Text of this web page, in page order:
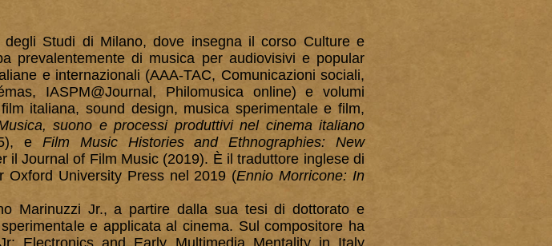
degli Studi di Milano, dove insegna il corso Culture e
prevalentemente di musica per audiovisivi e popular
e internazionali (AAA-TAC, Comunicazioni sociali,
IASPM@Journal, Philomusica online) e volumi
italiana, sound design, musica sperimentale e film,
suono e processi produttivinel cinema italiano
e Film Music Histories and Ethnographies: New
il Journal of Film Music (2019). È il traduttore inglese di
Oxford University Press nel 2019 (Ennio Morricone: In
Marinuzzi Jr., a partire dalla sua tesi di dottorato e
e applicata al cinema. Sul compositore ha
Electronics and Early Multimedia Mentality in Italy